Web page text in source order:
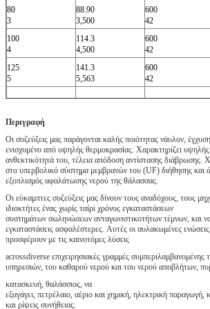
80
3
88.90
3,500
600
42
100
4
114.3
4,500
600
42
125
5
141.3
5,563
600
42
150
168.3
600
Περιγραφή
Οι συζεύξεις μας παράγονται καλής ποιότητας νάυλον,
ενισχυμένο από υψηλής θερμοκρασίας. Χαρακτηρίζει υψηλής
ανθεκτικότητά του, τέλεια απόδοση αντίστασης διάβρωσης.
στο υπερβολικό σύστημα μεμβρανών του (UF) διήθησης και
εξοπλισμός αφαλάτωσης νερού της θάλασσας.
Οι εύκαμπτες συζεύξεις μας δίνουν τους αναδόχους, τους
ιδιοκτήτες ένας χωρίς ταίρι χρόνος εγκαταστάσεων
συστημάτων σωληνώσεων ανταγωνιστικοτήτων τέμνων, και
εγκαταστάσεις ασφαλέστερες. Αυτές οι αυλακωμένες
προσφέρουν με τις καινοτόμες λύσεις
acrossdiverse επιχειρησιακές γραμμές συμπεριλαμβανομένης
υπηρεσιών, του καθαρού νερού και του νερού αποβλήτων,
κατασκευή, θαλάσσιος, να
εξαγάγει, πετρέλαιο, αέριο και χημική, ηλεκτρική παραγωγή,
και ρίψεις συνήθειας.